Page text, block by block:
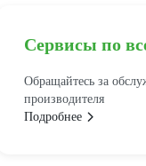
Сервисы по
Обращайтесь за
производителя
Подробнее